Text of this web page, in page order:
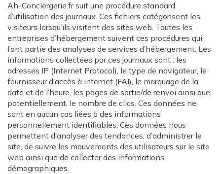
Ah-Conciergerie.fr suit une procédure standard
d’utilisation des journaux. Ces fichiers catégorisent les
visiteurs lorsqu’ils visitent des sites web. Toutes les
entreprises d’hébergement suivent ces procédures qui
font partie des analyses de services d’hébergement. Les
informations collectées par ces journaux sont : les
adresses IP (Internet Protocol), le type de navigateur, le
fournisseur d’accès à internet (FAI), le marquage de la
date et de l’heure, les pages de sortie/de renvoi ainsi que,
potentiellement, le nombre de clics. Ces données ne
sont en aucun cas liées à des informations
personnellement identifiables. Ces données nous
permettent d’analyser des tendances, d’administrer le
site, de suivre les mouvements des utilisateurs sur le site
web ainsi que de collecter des informations
démographiques.